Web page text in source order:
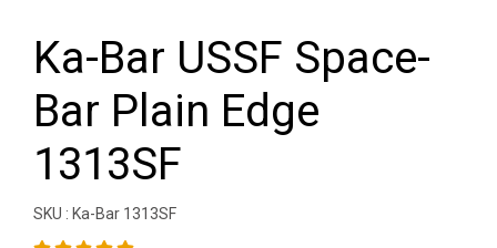
Ka-Bar USSF Space-
Bar Plain Edge
1313SF
SKU : Ka-Bar 1313SF